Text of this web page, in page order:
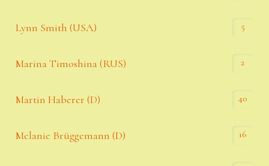
Lynn Smith (USA) 5
Marina Timoshina (RUS) 2
Martin Haberer (D) 40
Melanie Brüggemann (D) 16